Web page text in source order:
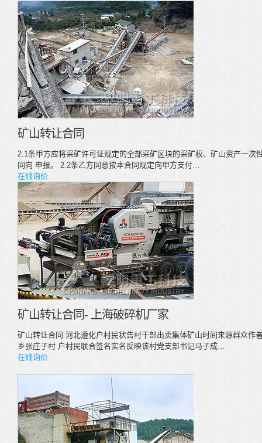
矿山转让合同
2.1条甲方应将采矿许可证规定的全部采矿区块的采矿权、矿山资产一次
同向 申报。 2.2条乙方同意按本合同规定向甲方支付…
在线询价
矿山转让合同- 上海破碎机厂家
矿山转让合同 河北遵化户村民状告村干部出卖集体矿山时间来源群众作
乡张庄子村 户村民联合签名实名反映该村党支部书记马子成…
在线询价